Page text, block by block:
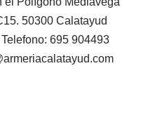
50300 Calatayud
695 904493